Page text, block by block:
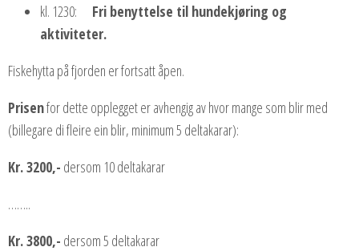
kl. 1230: Fri benyttelse til hundekjøring og
aktiviteter.
Fiskehytta på fjorden er fortsatt åpen.
Prisenfor dette opplegget er avhengig av hvor mange som blir med
(billegare di fleire ein blir, minimum 5 deltakarar):
Kr. 3200,- dersom 10 deltakarar
……..
Kr. 3800,- dersom 5 deltakarar